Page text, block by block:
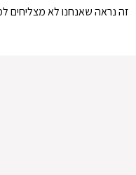
זה נראה שאנחנו לא מצליחים